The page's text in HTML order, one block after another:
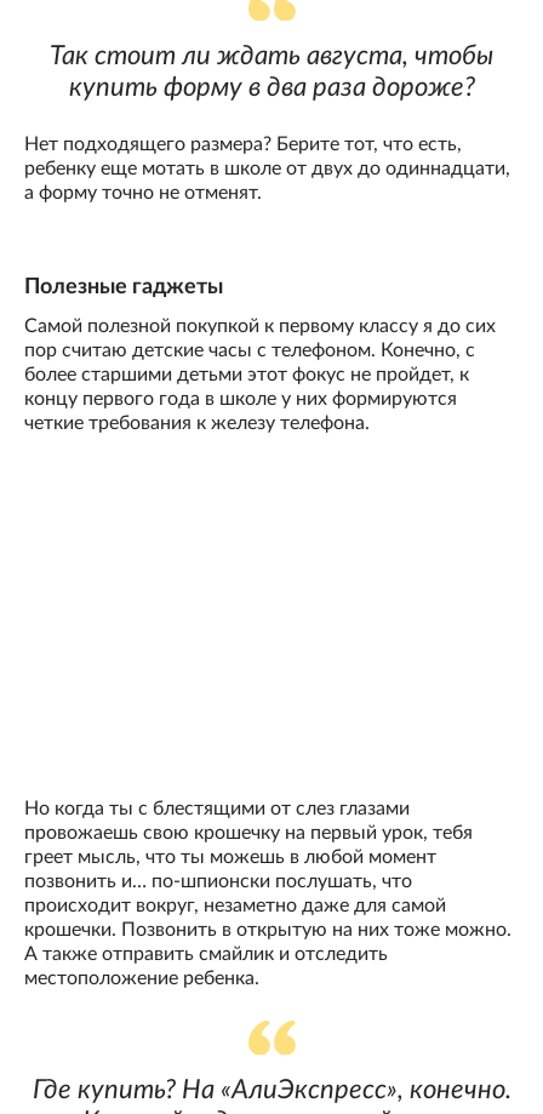
Так стоит ли ждать августа, чтобы
купить форму в два раза дороже?
Нет подходящего размера? Берите тот, что есть,
ребенку еще мотать в школе от двух до одиннадцати,
а форму точно не отменят.
Полезные гаджеты
Самой полезной покупкой к первому классу я до сих
пор считаю детские часы с телефоном. Конечно, с
более старшими детьми этот фокус не пройдет, к
концу первого года в школе у них формируются
четкие требования к железу телефона.
Но когда ты с блестящими от слез глазами
провожаешь свою крошечку на первый урок, тебя
греет мысль, что ты можешь в любой момент
позвонить и… по-шпионски послушать, что
происходит вокруг, незаметно даже для самой
крошечки. Позвонить в открытую на них тоже можно.
А также отправить смайлик и отследить
местоположение ребенка.
Где купить? На «АлиЭкспресс», конечно.